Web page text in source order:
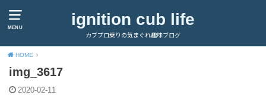
MENU ignition cub life
カブプロ乗りの気まぐれ趣味ブログ
HOME
img_3617
2020-02-11